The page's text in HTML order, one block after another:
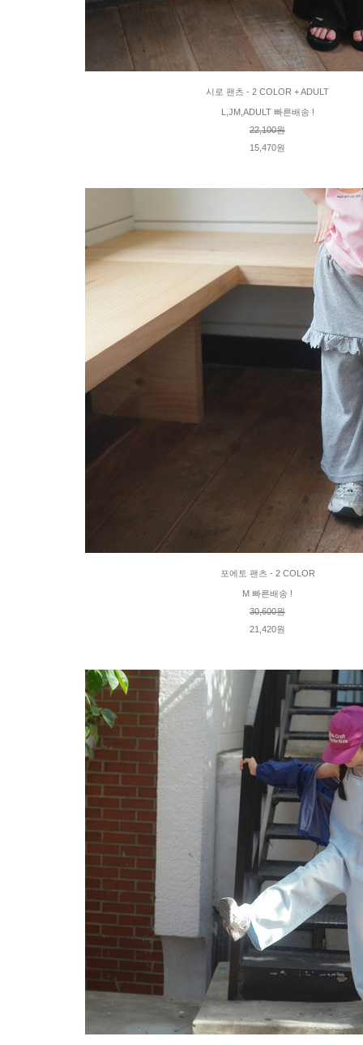
시로 팬츠 - 2 COLOR + ADULT
L,JM,ADULT 빠른배송 !
22,100원
15,470원
포에토 팬츠 - 2 COLOR
M 빠른배송 !
30,600원
21,420원